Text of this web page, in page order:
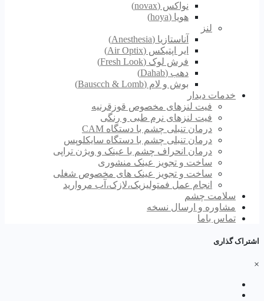
نواکس (novax)
هویا (hoya)
لنز
آناستازیا (Anesthesia)
ایر اپتیکس (Air Optix)
فرش لوک (Fresh Look)
دهب (Dahab)
بوش و لام (Bauscch & Lomb)
خدمات دیدار
فیت لنزهای مخصوص قوزقرنیه
فیت لنزهای نرم طبی و رنگی
درمان تنبلی چشم با دستگاه CAM
درمان تنبلی چشم با دستگاه سایکلوپس
درمان انحراف چشم با عینک و ویژن تراپی
ساخت و تجویز عینک منشوری
ساخت و تجویز عینک های مخصوص شغلی
انجام عمل فمتولیزیک،لازک،آب مروارید
سلامت چشم
مشاوره و ارسال نسخه
تماس باما
اشتراک گذاری
×